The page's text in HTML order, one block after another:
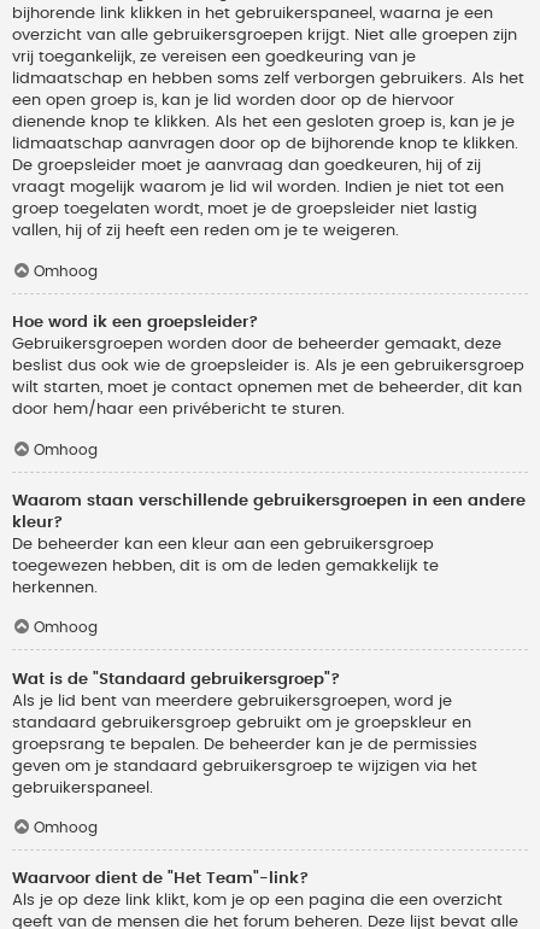
bijhorende link klikken in het gebruikerspaneel, waarna je een
overzicht van alle gebruikersgroepen krijgt. Niet alle groepen zijn
vrij toegankelijk, ze vereisen een goedkeuring van je
lidmaatschap en hebben soms zelf verborgen gebruikers. Als het
een open groep is, kan je lid worden door op de hiervoor
dienende knop te klikken. Als het een gesloten groep is, kan je je
lidmaatschap aanvragen door op de bijhorende knop te klikken.
De groepsleider moet je aanvraag dan goedkeuren, hij of zij
vraagt mogelijk waarom je lid wil worden. Indien je niet tot een
groep toegelaten wordt, moet je de groepsleider niet lastig
vallen, hij of zij heeft een reden om je te weigeren.
Omhoog
Hoe word ik een groepsleider?
Gebruikersgroepen worden door de beheerder gemaakt, deze
beslist dus ook wie de groepsleider is. Als je een gebruikersgroep
wilt starten, moet je contact opnemen met de beheerder, dit kan
door hem/haar een privébericht te sturen.
Omhoog
Waarom staan verschillende gebruikersgroepen in een andere
kleur?
De beheerder kan een kleur aan een gebruikersgroep
toegewezen hebben, dit is om de leden gemakkelijk te
herkennen.
Omhoog
Wat is de "Standaard gebruikersgroep"?
Als je lid bent van meerdere gebruikersgroepen, word je
standaard gebruikersgroep gebruikt om je groepskleur en
groepsrang te bepalen. De beheerder kan je de permissies
geven om je standaard gebruikersgroep te wijzigen via het
gebruikerspaneel.
Omhoog
Waarvoor dient de "Het Team"-link?
Als je op deze link klikt, kom je op een pagina die een overzicht
geeft van de mensen die het forum beheren. Deze lijst bevat alle